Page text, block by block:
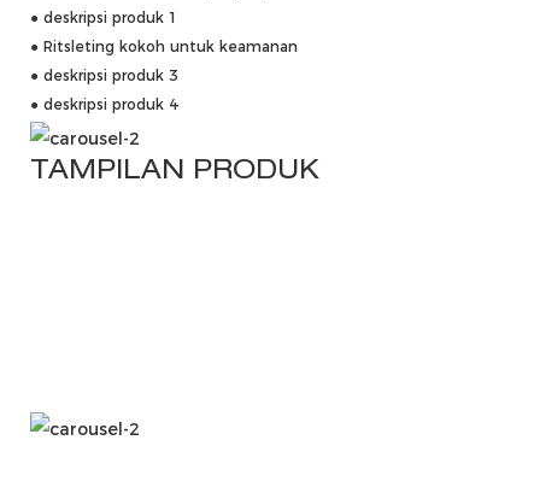
● deskripsi produk 1
● Ritsleting kokoh untuk keamanan
● deskripsi produk 3
● deskripsi produk 4
TAMPILAN PRODUK